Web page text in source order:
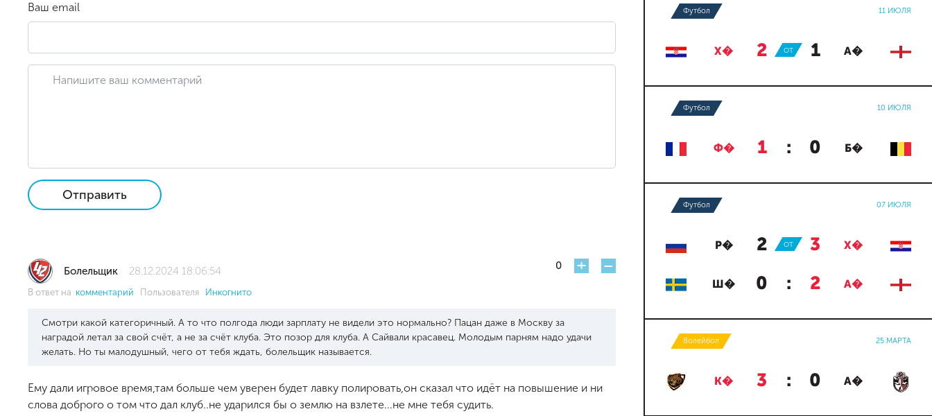
Ваш email
Отправить
Болельщик 28.12.2024 18:06:54 0 + -
В ответ на комментарий Пользователя Инкогнито
Смотри какой категоричный. А то что полгода люди зарплату не видели это нормально? Пацан даже в Москву за
наградой летал за свой счёт, а не за счёт клуба. Это позор для клуба. А Сайвали красавец. Молодым парням надо удачи
желать. Но ты малодушный, чего от тебя ждать, болельщик называется.
Ему дали игровое время,там больше чем уверен будет лавку полировать,он сказал что идёт на повышение и ни
слова доброго о том что дал клуб..не ударился бы о землю на взлете...не мне тебя судить.
Футбол 11 ИЮЛЯ
Х� 2 : 1 А�
ОТ
Футбол 10 ИЮЛЯ
Ф� 1 : 0 Б�
Футбол 07 ИЮЛЯ
Р� 2 : 3 Х�
ОТ
Ш� 0 : 2 А�
Волейбол 25 МАРТА
К� 3 : 0 А�